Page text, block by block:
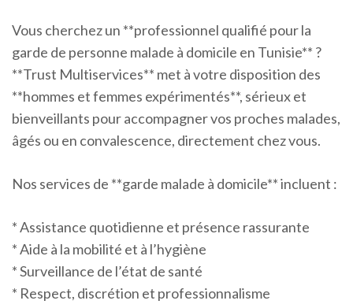
Vous cherchez un **professionnel qualifié pour la
garde de personne malade à domicile en Tunisie** ?
**Trust Multiservices** met à votre disposition des
**hommes et femmes expérimentés**, sérieux et
bienveillants pour accompagner vos proches malades,
âgés ou en convalescence, directement chez vous.
Nos services de **garde malade à domicile** incluent :
* Assistance quotidienne et présence rassurante
* Aide à la mobilité et à l’hygiène
* Surveillance de l’état de santé
* Respect, discrétion et professionnalisme